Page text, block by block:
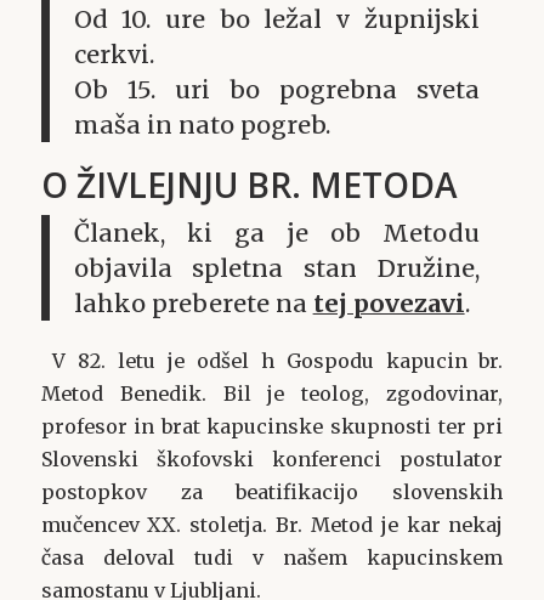
Od 10. ure bo ležal v župnijski
cerkvi.
Ob 15. uri bo pogrebna sveta
maša in nato pogreb.
O ŽIVLEJNJU BR. METODA
Članek, ki ga je ob Metodu
objavila spletna stan Družine,
lahko preberete na tej povezavi.
V 82. letu je odšel h Gospodu kapucin br.
Metod Benedik. Bil je teolog, zgodovinar,
profesor in brat kapucinske skupnosti ter pri
Slovenski škofovski konferenci postulator
postopkov za beatifikacijo slovenskih
mučencev XX. stoletja. Br. Metod je kar nekaj
časa deloval tudi v našem kapucinskem
samostanu v Ljubljani.